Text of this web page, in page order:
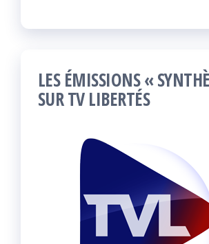
LES ÉMISSIONS «
SUR TV LIBERTÉS